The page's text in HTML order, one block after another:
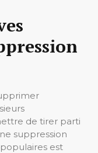
de tirer parti
suppression
est